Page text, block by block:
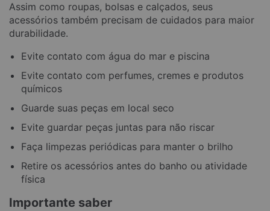
Assim como roupas, bolsas e calçados, seus
acessórios também precisam de cuidados para maior
durabilidade.
Evite contato com água do mar e piscina
Evite contato com perfumes, cremes e produtos
químicos
Guarde suas peças em local seco
Evite guardar peças juntas para não riscar
Faça limpezas periódicas para manter o brilho
Retire os acessórios antes do banho ou atividade
física
Importante saber